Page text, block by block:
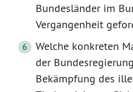
Bundesländer im
Vergangenheit
Welche konkreten
der
Bekämpfung des